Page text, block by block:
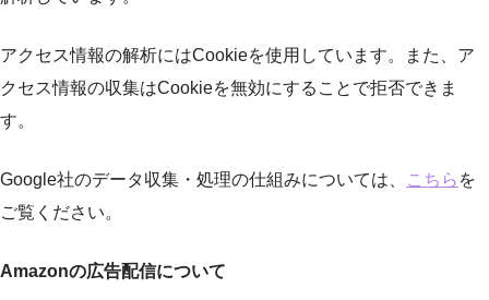
アクセス情報の解析にはCookieを使用しています。また、ア
クセス情報の収集はCookieを無効にすることで拒否できま
す。
Google社のデータ収集・処理の仕組みについては、 こちら を
ご覧ください。
Amazonの広告配信について